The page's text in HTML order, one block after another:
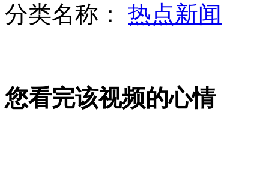
教授布置作业：甄嬛2次怀孕第几集？
分类名称： 热点新闻
您看完该视频的心情